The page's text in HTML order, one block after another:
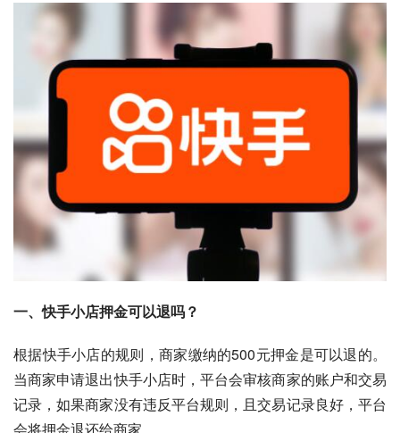
一、快手小店押金可以退吗？
根据快手小店的规则，商家缴纳的500元押金是可以退的。
当商家申请退出快手小店时，平台会审核商家的账户和交易
记录，如果商家没有违反平台规则，且交易记录良好，平台
会将押金退还给商家。